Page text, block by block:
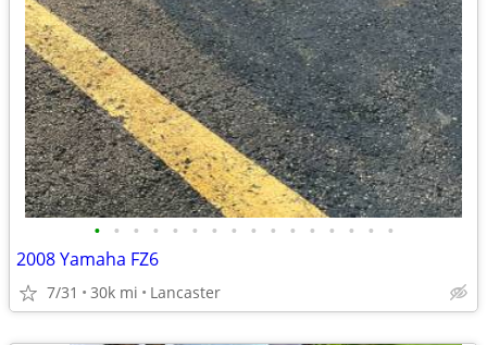
• • • • • • • • • • • • • • • •
2008 Yamaha FZ6
7/31 30k mi Lancaster